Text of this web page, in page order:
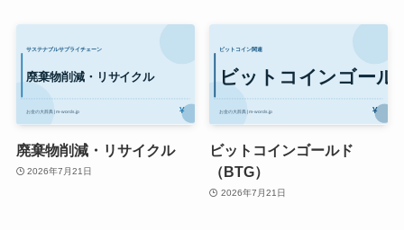
廃棄物削減・リサイクル
2026年7月21日
ビットコインゴールド
（BTG）
2026年7月21日